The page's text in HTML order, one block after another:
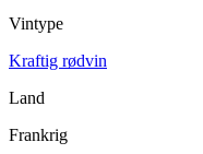
Vintype
Kraftig rødvin
Land
Frankrig